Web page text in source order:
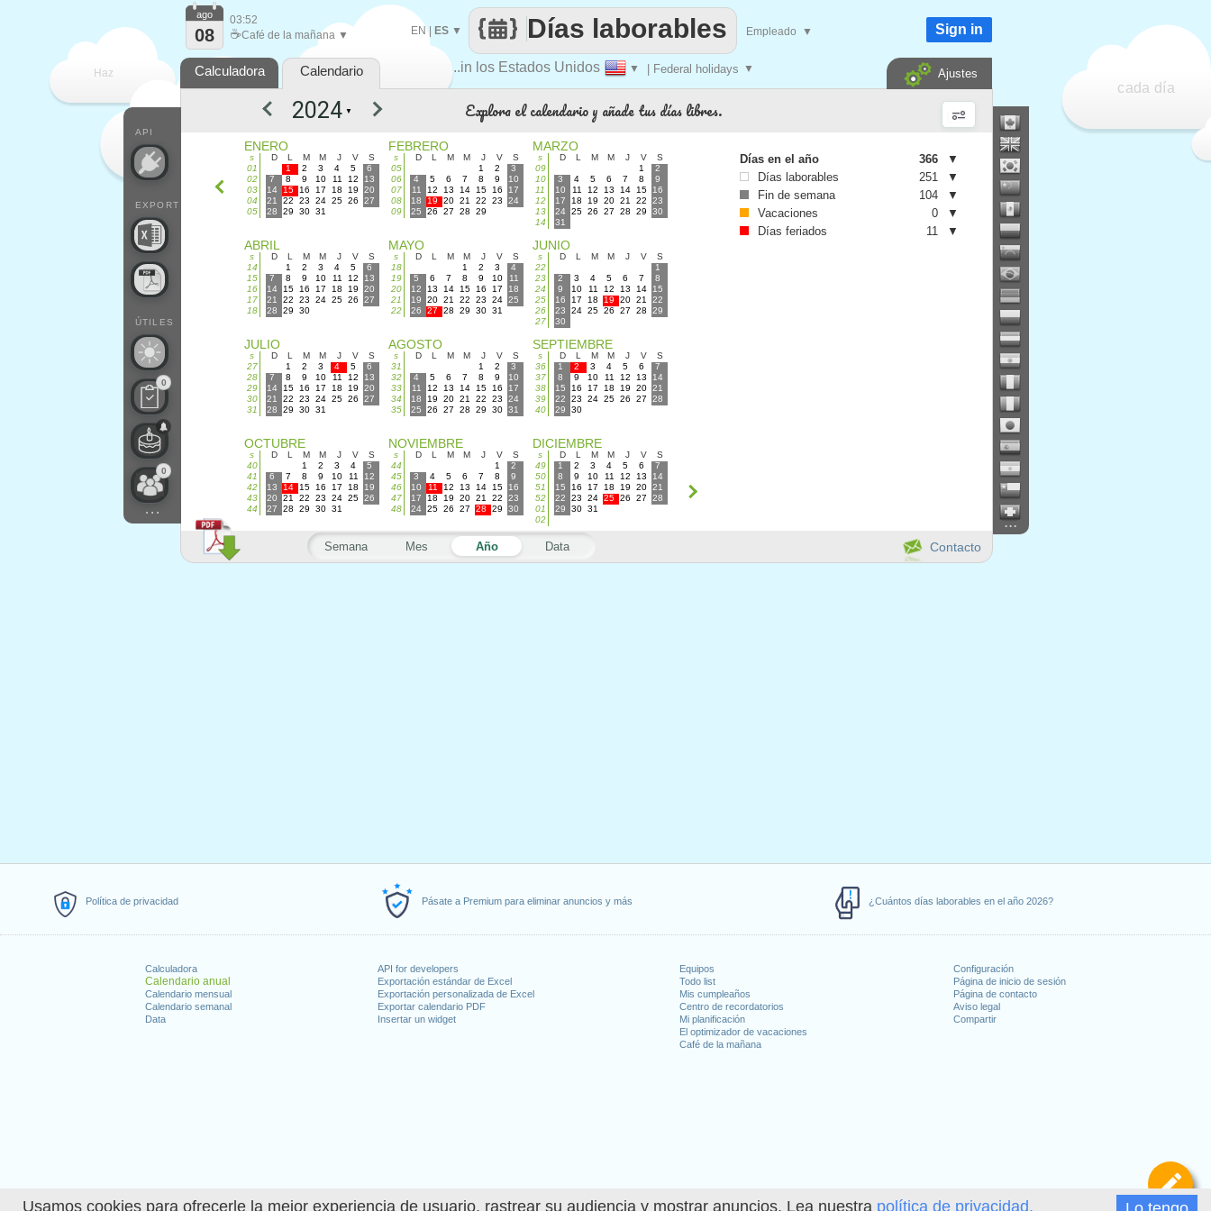
Usamos cookies para ofrecerle la mejor experiencia de usuario, rastrear su audiencia y mostrar anuncios. Lea nuestra política de privacidad.
Política de privacidad Pásate a Premium para eliminar anuncios y más ¿Cuántos días laborables en el año 2026?
Calculadora
Calendario anual
Calendario mensual
Calendario semanal
Data
API for developers
Exportación estándar de Excel
Exportación personalizada de Excel
Exportar calendario PDF
Insertar un widget
Equipos
Todo list
Mis cumpleaños
Centro de recordatorios
Mi planificación
El optimizador de vacaciones
Café de la mañana
Configuración
Página de inicio de sesión
Página de contacto
Aviso legal
Compartir
Haz
cada día
..in los Estados Unidos ▼ | Federal holidays ▼
Días laborables
EN| ES ▼ Empleado ▼
API
EXPORT
ÚTILES
0
0
...
ago
08
03:52
☕Café de la mañana ▼ Sign in
Calculadora Calendario Ajustes
...
Contacto
▼ Explora el calendario y añade tus días libres.
ENERO
s D L M M J V
S
01
1 2 3 4 5
6
02
7 8 9 10 11 12
13
03
14 15 16 17 18 19
20
04
21 22 23 24 25 26
27
05
28 29 30 31
FEBRERO
s D L M M J V
S
05
1 2
3
06
4 5 6 7 8 9
10
07
11 12 13 14 15 16
17
08
18 19 20 21 22 23
24
09
25 26 27 28 29
MARZO
s D L M M J V
S
09
1
2
10
3 4 5 6 7 8
9
11
10 11 12 13 14 15
16
12
17 18 19 20 21 22
23
13
24 25 26 27 28 29
30
14
31
ABRIL
s D L M M J V
S
14
1 2 3 4 5
6
15
7 8 9 10 11 12
13
16
14 15 16 17 18 19
20
17
21 22 23 24 25 26
27
18
28 29 30
MAYO
s D L M M J V
S
18
1 2 3
4
19
5 6 7 8 9 10
11
20
12 13 14 15 16 17
18
21
19 20 21 22 23 24 25
22
26 27 28 29 30 31
JUNIO
s D L M M J V
S
22
1
23
2 3 4 5 6 7
8
24
9 10 11 12 13 14
15
25
16 17 18 19 20 21
22
26
23 24 25 26 27 28
29
27
30
JULIO
s D L M M J V
S
27
1 2 3 4 5
6
28
7 8 9 10 11 12
13
29
14 15 16 17 18 19
20
30
21 22 23 24 25 26
27
31
28 29 30 31
AGOSTO
s D L M M J V
S
31
1 2
3
32
4 5 6 7 8 9
10
33
11 12 13 14 15 16
17
34
18 19 20 21 22 23
24
35
25 26 27 28 29 30 31
SEPTIEMBRE
s D L M M J V
S
36
1 2 3 4 5 6
7
37
8 9 10 11 12 13
14
38
15 16 17 18 19 20 21
39
22 23 24 25 26 27
28
40
29 30
OCTUBRE
s D L M M J V
S
40
1 2 3 4
5
41
6 7 8 9 10 11
12
42
13 14 15 16 17 18
19
43
20 21 22 23 24 25 26
44
27 28 29 30 31
NOVIEMBRE
s D L M M J V
S
44
1
2
45
3 4 5 6 7 8
9
46
10 11 12 13 14 15
16
47
17 18 19 20 21 22
23
48
24 25 26 27 28 29 30
DICIEMBRE
s D L M M J V
S
49
1 2 3 4 5 6
7
50
8 9 10 11 12 13
14
51
15 16 17 18 19 20 21
52
22 23 24 25 26 27
28
01
29 30 31
02
Semana Mes Año Data
Días en el año 366
▼
Días laborables
251
▼
Fin de semana
104
▼
Vacaciones
0
▼
Días feriados
11 ▼